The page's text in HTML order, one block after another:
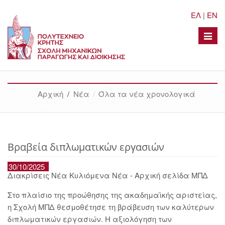
ΕΛ | EN
Toggle
Αρχική/ Νέα Όλα τα νέα χρονολογικά
Βραβεία διπλωματικών εργασιών
30/10/2025
Διακρίσεις Νέα Κυλιόμενα Νέα - Αρχική σελίδα ΜΠΔ
Στο πλαίσιο της προώθησης της ακαδημαϊκής αριστείας,
η Σχολή ΜΠΔ θεσμοθέτησε τη βράβευση των καλύτερων
διπλωματικών εργασιών. Η αξιολόγηση των